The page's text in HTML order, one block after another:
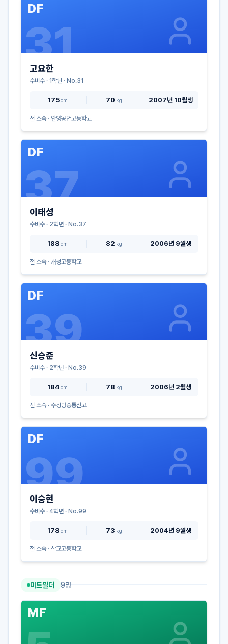
DF
31
고요한
수비수· 1학년 · No.31
175cm 70 kg 2007년 10월생
전 소속 · 안양공업고등학교
DF
37
이태성
수비수· 2학년 · No.37
188 cm 82 kg 2006년 9월생
전 소속 · 개성고등학교
DF
39
신승준
수비수· 2학년 · No.39
184 cm 78 kg 2006년 2월생
전 소속 · 수성방송통신고
DF
99
이승현
수비수· 4학년 · No.99
178 cm 73 kg 2004년 9월생
전 소속 · 삽교고등학교
미드필더 9명
MF